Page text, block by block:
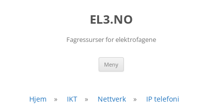
EL3.NO
Fagressurser for elektrofagene
Meny Hopp
innhold
Hjem » IKT » Nettverk » IP telefoni